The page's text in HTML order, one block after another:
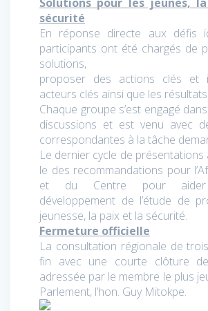
sécurité
En réponse directe aux défis
participants ont été chargés de
solutions,
proposer des actions clés et
acteurs clés ainsi que les
Chaque groupe s’est engagé
discussions et est venu avec
correspondantes à la tâche
Le dernier cycle de présentations
le des recommandations pour
et du Centre pour
développement de l’étude de
jeunesse, la paix et la sécurité.
Fermeture officielle
La consultation régionale de
fin avec une courte clôture
adressée par le membre le plus
Parlement, l’hon. Guy Mitokpe.